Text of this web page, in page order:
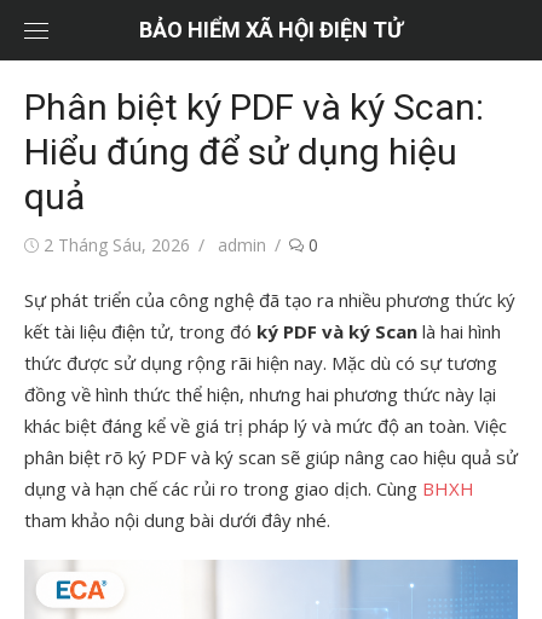
dung
BẢO HIỂM XÃ HỘI ĐIỆN TỬ
Phân biệt ký PDF và ký Scan:
Hiểu đúng để sử dụng hiệu
quả
Đăng2 Tháng Sáu, 2026
Tác
admin 0
Sự phát triển của công nghệ đã tạo ra nhiều phương thức ký
kết tài liệu điện tử, trong đó ký PDF và ký Scan là hai hình
thức được sử dụng rộng rãi hiện nay. Mặc dù có sự tương
đồng về hình thức thể hiện, nhưng hai phương thức này lại
khác biệt đáng kể về giá trị pháp lý và mức độ an toàn. Việc
phân biệt rõ ký PDF và ký scan sẽ giúp nâng cao hiệu quả sử
dụng và hạn chế các rủi ro trong giao dịch. Cùng BHXH
tham khảo nội dung bài dưới đây nhé.